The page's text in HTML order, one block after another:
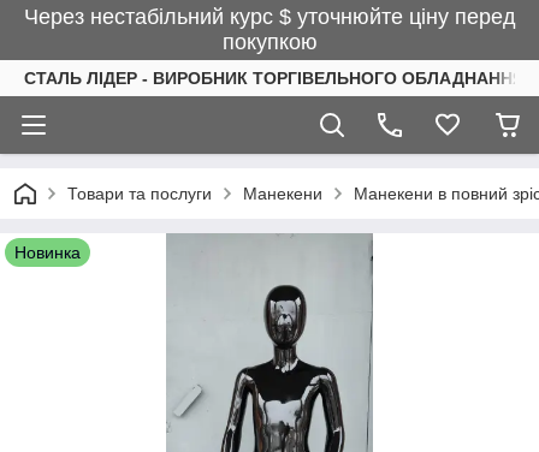
Через нестабільний курс $ уточнюйте ціну перед
покупкою
СТАЛЬ ЛІДЕР - ВИРОБНИК ТОРГІВЕЛЬНОГО ОБЛАДНАННЯ
Товари та послуги Манекени Манекени в повний
Новинка